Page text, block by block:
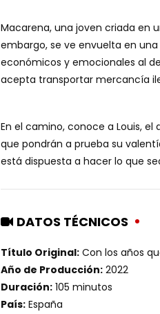
Macarena, una joven criada en
embargo, se ve envuelta en
económicos y emocionales al
acepta transportar mercancía
En el camino, conoce a Louis,
que pondrán a prueba su
está dispuesta a hacer lo que
DATOS TÉCNICOS
Título Original: Con los años
Año de Producción: 2022
Duración: 105 minutos
País: España